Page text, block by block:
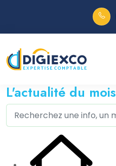
L'actualité du mois